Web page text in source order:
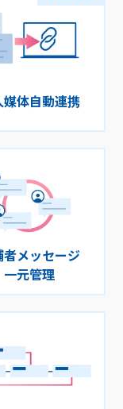
媒体自動連携
者メッセージ
一元管理